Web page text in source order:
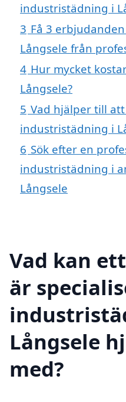
industristädning i
3 Få 3
Långsele från
4 Hur mycket
Långsele?
5 Vad hjälper till
industristädning i
6 Sök efter en
industristädning i
Långsele
Vad kan
är
Långsele
med?